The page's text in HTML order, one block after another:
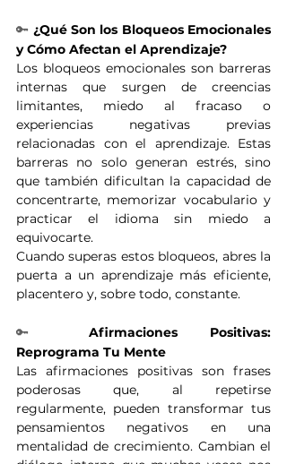
🔑 ¿Qué Son los Bloqueos Emocionales
y Cómo Afectan el Aprendizaje?
Los bloqueos emocionales son barreras
internas que surgen de creencias
limitantes, miedo al fracaso o
experiencias negativas previas
relacionadas con el aprendizaje. Estas
barreras no solo generan estrés, sino
que también dificultan la capacidad de
concentrarte, memorizar vocabulario y
practicar el idioma sin miedo a
equivocarte.
Cuando superas estos bloqueos, abres la
puerta a un aprendizaje más eficiente,
placentero y, sobre todo, constante.
🔑
Afirmaciones Positivas:
Reprograma Tu Mente
Las afirmaciones positivas son frases
poderosas que, al repetirse
regularmente, pueden transformar tus
pensamientos negativos en una
mentalidad de crecimiento. Cambian el